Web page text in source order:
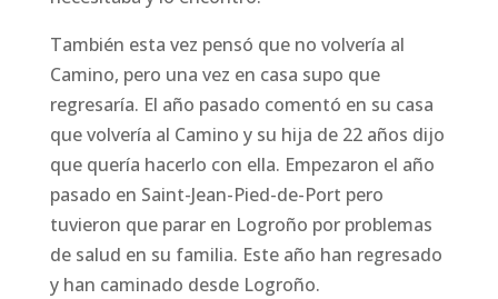
También esta vez pensó que no volvería al
Camino, pero una vez en casa supo que
regresaría. El año pasado comentó en su casa
que volvería al Camino y su hija de 22 años dijo
que quería hacerlo con ella. Empezaron el año
pasado en Saint-Jean-Pied-de-Port pero
tuvieron que parar en Logroño por problemas
de salud en su familia. Este año han regresado
y han caminado desde Logroño.